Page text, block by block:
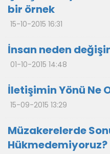
bir örnek
15-10-2015 16:31
İnsan neden
01-10-2015 14:48
İletişimin Yönü Ne
15-09-2015 13:29
Müzakerelerde
Hükmedemiyoruz?